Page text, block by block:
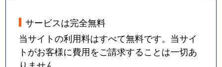
サービスは完全無料
当サイトの利用料はすべて無料です。当サイ
トがお客様に費用をご請求することは一切あ
りません。